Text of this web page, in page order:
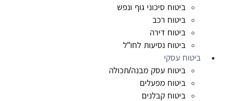
ביטוח סיכוני גוף ונפש
ביטוח רכב
ביטוח דירה
ביטוח נסיעות לחו"ל
ביטוח עסקי
ביטוח עסק מבנה/תכולה
ביטוח מפעלים
ביטוח קבלנים